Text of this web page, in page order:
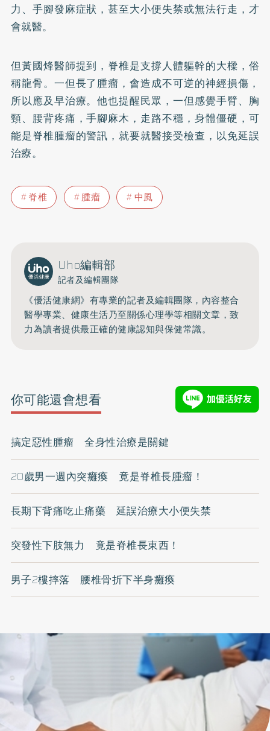
力、手腳發麻症狀，甚至大小便失禁或無法行走，才
會就醫。
但黃國烽醫師提到，脊椎是支撐人體軀幹的大樑，俗
稱龍骨。一但長了腫瘤，會造成不可逆的神經損傷，
所以應及早治療。他也提醒民眾，一但感覺手臂、胸
頸、腰背疼痛，手腳麻木，走路不穩，身體僵硬，可
能是脊椎腫瘤的警訊，就要就醫接受檢查，以免延誤
治療。
脊椎 腫瘤 中風
Uho編輯部
記者及編輯團隊
《優活健康網》有專業的記者及編輯團隊，內容整合
醫學專業、健康生活乃至關係心理學等相關文章，致
力為讀者提供最正確的健康認知與保健常識。
你可能還會想看
搞定惡性腫瘤 全身性治療是關鍵
20歲男一週內突癱瘓 竟是脊椎長腫瘤！
長期下背痛吃止痛藥 延誤治療大小便失禁
突發性下肢無力 竟是脊椎長東西！
男子2樓摔落 腰椎骨折下半身癱瘓